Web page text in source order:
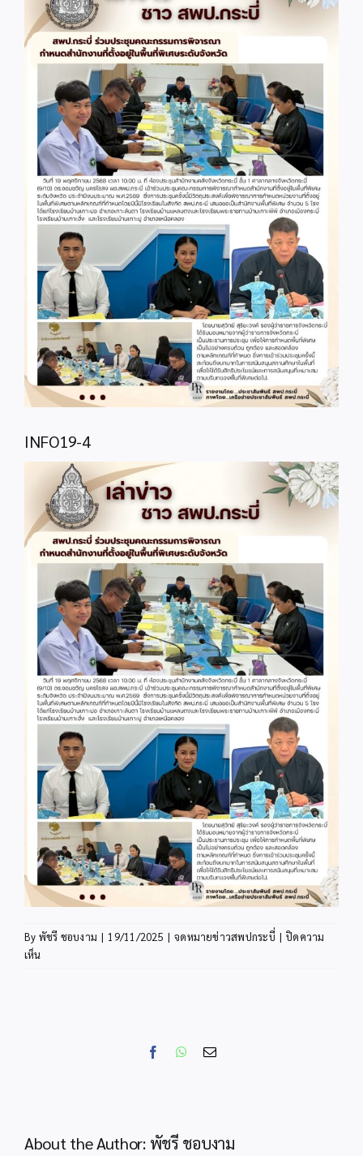
Image
INFO19-4
By พัชรี ชอบงาม | 19/11/2025 | จดหมายข่าวสพปกระบี่ | ปิดความ
เห็น
FacebookWhatsApp
Email
About the Author: พัชรี ชอบงาม